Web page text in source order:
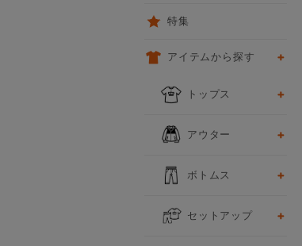
特集
アイテムから探す
トップス
アウター
ボトムス
セットアップ